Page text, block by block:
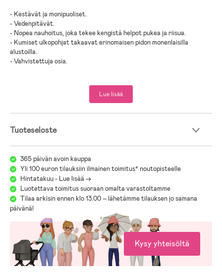
- Kestävät ja monipuoliset.
- Vedenpitävät.
- Nopea nauhoitus, joka tekee kengistä helpot pukea ja riisua.
- Kumiset ulkopohjat takaavat erinomaisen pidon monenlaisilla
alustoilla.
- Vahvistettuja osia.
Lue lisää
Tuoteseloste
365 päivän avoin kauppa
Yli 100 euron tilauksiin ilmainen toimitus* noutopisteelle
Hintatakuu - Lue lisää ->
Luotettava toimitus suoraan omalta varastoltamme
Tilaa arkisin ennen klo 13.00 – lähetämme tilauksen jo samana
päivänä!
Kysy yhteisöltä